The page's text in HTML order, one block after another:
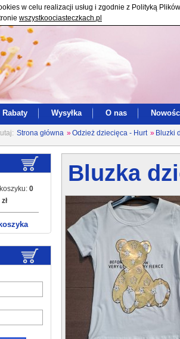
w celu realizacji usług i zgodnie z Polityką
wszystkoociasteczkach.pl
Rabaty Wysyłka O nas
Strona główna »Odzież dziecięca - Hurt » Bluzki
0
Bluzka